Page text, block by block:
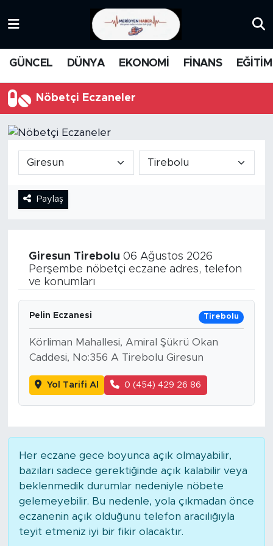
GÜNCEL DÜNYA EKONOMİ FİNANS EĞİTİM
Nöbetçi Eczaneler
Paylaş
Giresun Tirebolu 06 Ağustos 2026
Perşembe nöbetçi eczane adres, telefon
ve konumları
Pelin Eczanesi Tirebolu
Körliman Mahallesi, Amiral Şükrü Okan
Caddesi, No:356 A Tirebolu Giresun
Yol Tarifi Al 0 (454) 429 26 86
Her eczane gece boyunca açık olmayabilir,
bazıları sadece gerektiğinde açık kalabilir veya
beklenmedik durumlar nedeniyle nöbete
gelemeyebilir. Bu nedenle, yola çıkmadan önce
eczanenin açık olduğunu telefon aracılığıyla
teyit etmeniz iyi bir fikir olacaktır.
MEDYA
DÜNYA
KARİKATÜR
ANALİZ
NOSTALJİ
DİNİ
POLİTİKA
Trafik Durumu
Tüm Manşetler
Haber Arşivi